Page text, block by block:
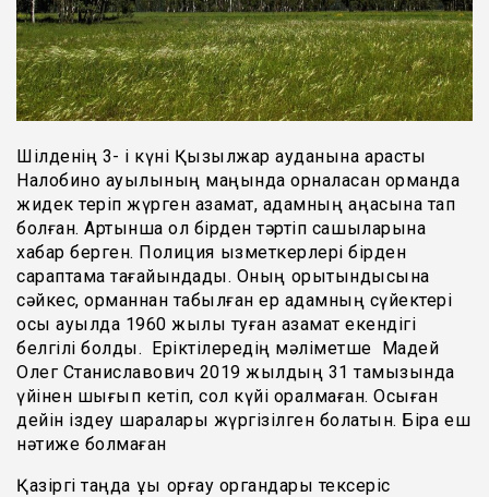
Шілденің 3- і күні Қызылжар ауданына қарасты
Налобино ауылының маңында орналасқан орманда
жидек теріп жүрген азамат, адамның қаңқасына тап
болған. Артынша ол бірден тәртіп сақшыларына
хабар берген. Полиция қызметкерлері бірден
сараптама тағайындады. Оның қорытындысына
сәйкес, орманнан табылған ер адамның сүйектері
осы ауылда 1960 жылы туған азамат екендігі
белгілі болды. Еріктілередің мәліметше Мадей
Олег Станиславович 2019 жылдың 31 тамызында
үйінен шығып кетіп, сол күйі оралмаған. Осыған
дейін іздеу шаралары жүргізілген болатын. Бірақ еш
нәтиже болмаған
Қазіргі таңда құқық қорғау органдары тексеріс